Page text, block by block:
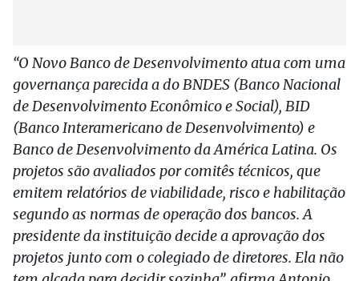
“O Novo Banco de Desenvolvimento atua com uma
governança parecida a do BNDES (Banco Nacional
de Desenvolvimento Econômico e Social), BID
(Banco Interamericano de Desenvolvimento) e
Banco de Desenvolvimento da América Latina. Os
projetos são avaliados por comitês técnicos, que
emitem relatórios de viabilidade, risco e habilitação
segundo as normas de operação dos bancos. A
presidente da instituição decide a aprovação dos
projetos junto com o colegiado de diretores. Ela não